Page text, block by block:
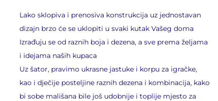
Lako sklopiva i prenosiva konstrukcija uz jednostavan
dizajn brzo će se uklopiti u svaki kutak Vašeg doma
Izrađuju se od raznih boja i dezena, a sve prema željama
i idejama naših kupaca
Uz šator, pravimo ukrasne jastuke i korpu za igračke,
kao i dječije posteljine raznih dezena i kombinacija, kako
bi sobe mališana bile još udobnije i toplije mjesto za